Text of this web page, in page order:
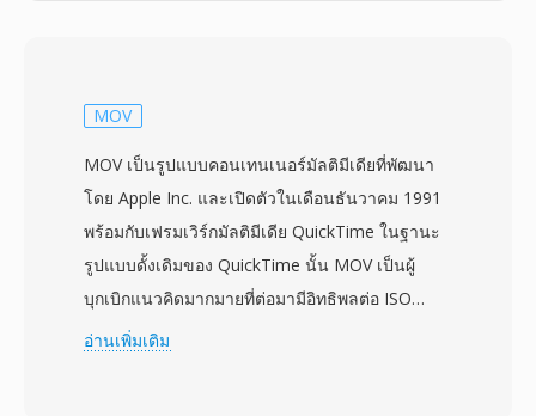
MOV
MOV เป็นรูปแบบคอนเทนเนอร์มัลติมีเดียที่พัฒนา
โดย Apple Inc. และเปิดตัวในเดือนธันวาคม 1991
พร้อมกับเฟรมเวิร์กมัลติมีเดีย QuickTime ในฐานะ
รูปแบบดั้งเดิมของ QuickTime นั้น MOV เป็นผู้
บุกเบิกแนวคิดมากมายที่ต่อมามีอิทธิพลต่อ ISO
base media file format (MPEG-4 Part 12) และ
อ่านเพิ่มเติม